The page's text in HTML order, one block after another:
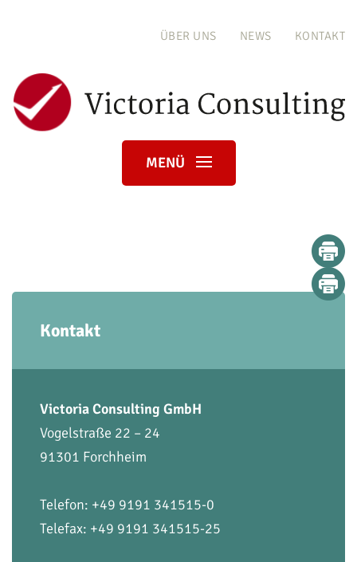
ÜBER UNS NEWS KONTAKT
MENÜ
Kontakt
Victoria Consulting GmbH
Vogelstraße 22 – 24
91301 Forchheim
Telefon: +49 9191 341515-0
Telefax: +49 9191 341515-25